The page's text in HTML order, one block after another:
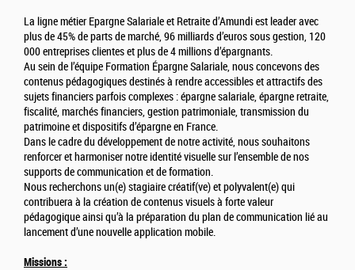
La ligne métier Epargne Salariale et Retraite d’Amundi est leader avec
plus de 45% de parts de marché, 96 milliards d’euros sous gestion, 120
000 entreprises clientes et plus de 4 millions d’épargnants.
Au sein de l’équipe Formation Épargne Salariale, nous concevons des
contenus pédagogiques destinés à rendre accessibles et attractifs des
sujets financiers parfois complexes : épargne salariale, épargne retraite,
fiscalité, marchés financiers, gestion patrimoniale, transmission du
patrimoine et dispositifs d’épargne en France.
Dans le cadre du développement de notre activité, nous souhaitons
renforcer et harmoniser notre identité visuelle sur l’ensemble de nos
supports de communication et de formation.
Nous recherchons un(e) stagiaire créatif(ve) et polyvalent(e) qui
contribuera à la création de contenus visuels à forte valeur
pédagogique ainsi qu’à la préparation du plan de communication lié au
lancement d’une nouvelle application mobile.
Missions :